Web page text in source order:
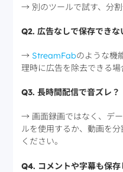
→ 別のツールで試す、分割
Q2. 広告なしで保存できな
→ StreamFabのような機
理時に広告を除去できる場
Q3. 長時間配信で音ズレ？
→ 画面録画ではなく、デ
ルを使用するか、動画を
ください。
Q4. コメントや字幕も保存